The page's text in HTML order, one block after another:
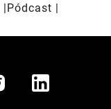
Pódcast